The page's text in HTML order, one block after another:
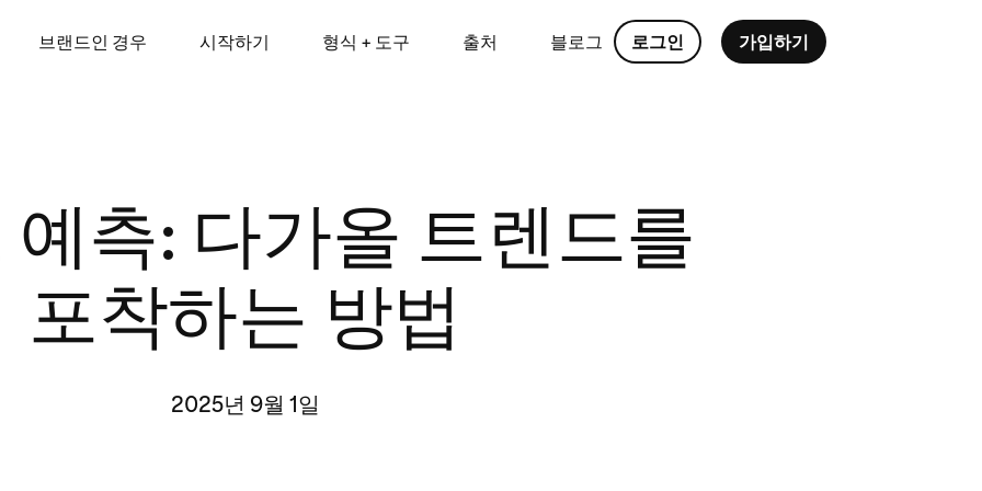
브랜드인 경우 시작하기 형식 + 도구 출처 블로그 로그인 가입하기
예측: 다가올 트렌드를
포착하는 방법
2025년 9월 1일